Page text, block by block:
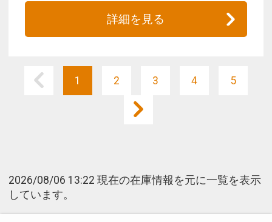
詳細を見る
1 2 3 4 5
2026/08/06 13:22 現在の在庫情報を元に一覧を表示
しています。